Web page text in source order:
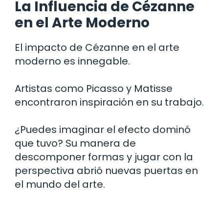
La Influencia de Cézanne
en el Arte Moderno
El impacto de Cézanne en el arte
moderno es innegable.
Artistas como Picasso y Matisse
encontraron inspiración en su trabajo.
¿Puedes imaginar el efecto dominó
que tuvo? Su manera de
descomponer formas y jugar con la
perspectiva abrió nuevas puertas en
el mundo del arte.